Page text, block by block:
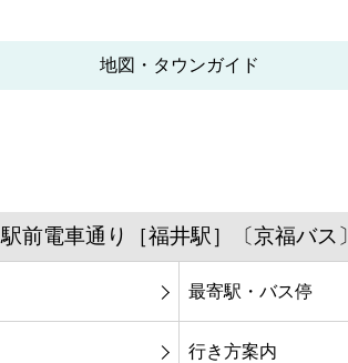
地図・タウンガイド
駅前電車通り［福井駅］〔京福バス〕
最寄駅・バス停
行き方案内